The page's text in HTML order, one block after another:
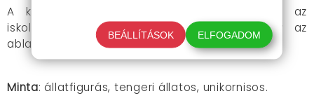
A kész művekkel díszithetitek a füzeteket, az
iskolatáskát, a tolltartót, a bútorokat vagy az
ablakra is ragaszthatjátok.
Minta: állatfigurás, tengeri állatos, unikornisos.
BEÁLLÍTÁSOK ELFOGADOM